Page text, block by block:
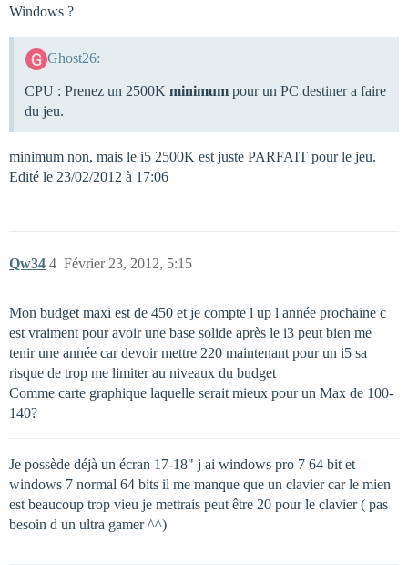
Windows ?
Ghost26:
CPU : Prenez un 2500K minimum pour un PC destiner a faire
du jeu.
minimum non, mais le i5 2500K est juste PARFAIT pour le jeu.
Edité le 23/02/2012 à 17:06
Qw34 Février 23, 2012, 5:15
4
Mon budget maxi est de 450 et je compte l up l année prochaine c
est vraiment pour avoir une base solide après le i3 peut bien me
tenir une année car devoir mettre 220 maintenant pour un i5 sa
risque de trop me limiter au niveaux du budget
Comme carte graphique laquelle serait mieux pour un Max de 100-
140?
Je possède déjà un écran 17-18" j ai windows pro 7 64 bit et
windows 7 normal 64 bits il me manque que un clavier car le mien
est beaucoup trop vieu je mettrais peut être 20 pour le clavier ( pas
besoin d un ultra gamer ^^)